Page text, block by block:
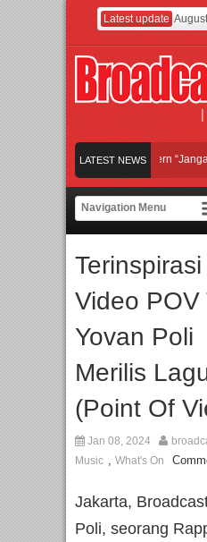
Latest update
LATEST NEWS
Hadirkan Hipdut Modern “Jangan
Perpaduan Warisan Dan
Orchestra Presents The Beatles &
Video POV
Yovan Poli
Merilis
(Point Of
Jan 08, 2024
Music , What's On
Jakarta,
Poli, seorang